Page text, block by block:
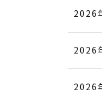
2026
2026
2026